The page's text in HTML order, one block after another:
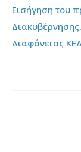
Εισήγηση του
Διαφάνειας